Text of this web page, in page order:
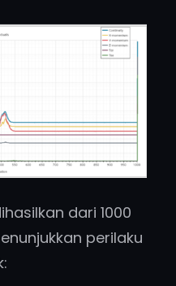
dari 1000
perilaku